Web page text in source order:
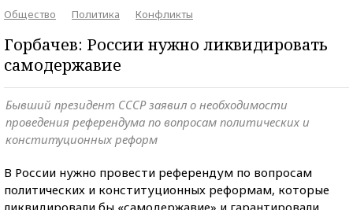
Общество
Политика Конфликты
Горбачев: России нужно ликвидировать
самодержавие
Бывший президент СССР заявил о необходимости
проведения референдума по вопросам политических и
конституционных реформ
В России нужно провести референдум по вопросам
политических и конституционных реформам, которые
ликвидировали бы «самодержавие» и гарантировали